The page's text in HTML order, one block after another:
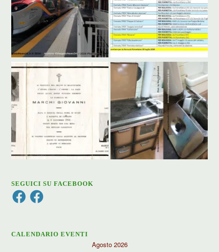
SEGUICI SU FACEBOOK
FacebookFacebook
CALENDARIO EVENTI
Agosto 2026